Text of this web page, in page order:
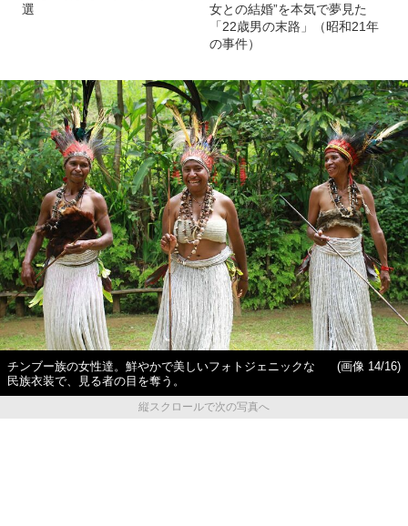
選
女との結婚”を本気で夢見た
「22歳男の末路」（昭和21年
の事件）
チンブー族の女性達。鮮やかで美しいフォトジェニックな
民族衣装で、見る者の目を奪う。
(画像 14/16)
縦スクロールで次の写真へ